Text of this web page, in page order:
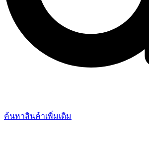
ค้นหาสินค้าเพิ่มเติม